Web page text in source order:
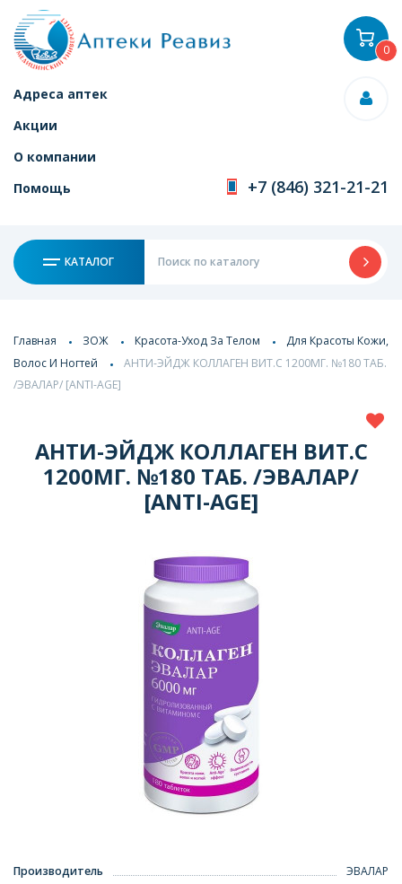
Адреса аптек
Акции
О компании
Помощь
+7 (846) 321-21-21
КАТАЛОГ
0
Главная ЗОЖ Красота-Уход За Телом
Для Красоты Кожи,
Волос И Ногтей
АНТИ-ЭЙДЖ КОЛЛАГЕН ВИТ.С 1200МГ. №180 ТАБ.
/ЭВАЛАР/ [ANTI-AGE]
АНТИ-ЭЙДЖ КОЛЛАГЕН ВИТ.С
1200МГ. №180 ТАБ. /ЭВАЛАР/
[ANTI-AGE]
Производитель
ЭВАЛАР